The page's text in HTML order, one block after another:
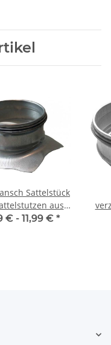
Sattelstück
aus
Stahlblech,
€ - 11,99 € *